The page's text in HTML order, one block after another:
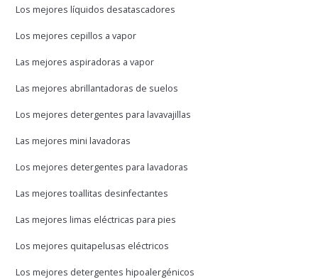
Los mejores líquidos desatascadores
Los mejores cepillos a vapor
Las mejores aspiradoras a vapor
Las mejores abrillantadoras de suelos
Los mejores detergentes para lavavajillas
Las mejores mini lavadoras
Los mejores detergentes para lavadoras
Las mejores toallitas desinfectantes
Las mejores limas eléctricas para pies
Los mejores quitapelusas eléctricos
Los mejores detergentes hipoalergénicos